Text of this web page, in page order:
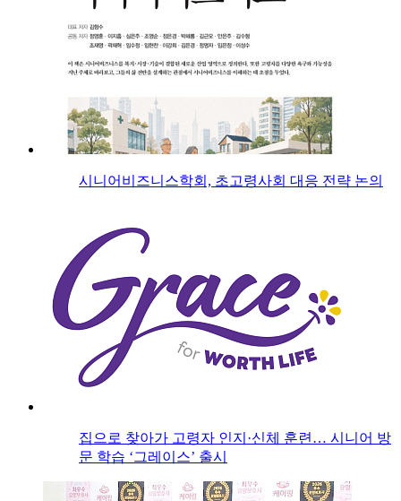
시니어비즈니스학회, 초고령사회 대응 전략 논의
집으로 찾아가 고령자 인지·신체 훈련… 시니어 방
문 학습 ‘그레이스’ 출시